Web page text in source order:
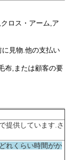
ロス・アーム,ア
見物.他の支払い
布,または顧客の要
提供しています.さ
れくらい時間がか